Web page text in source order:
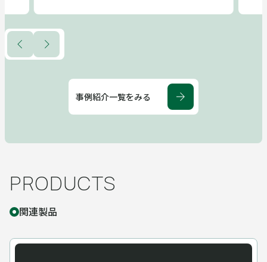
事例紹介一覧をみる
PRODUCTS
関連製品